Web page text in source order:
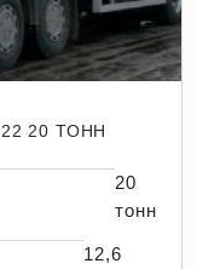
20 ТОНН
20
тонн
12,6